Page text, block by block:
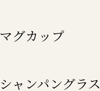
マグカップ
シャンパングラス